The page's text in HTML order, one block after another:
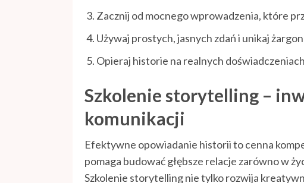
Zacznij od mocnego wprowadzenia, które
Używaj prostych, jasnych zdań i unikaj
Opieraj historie na realnych
Szkolenie storytelling –
komunikacji
Efektywne opowiadanie historii to cenna
pomaga budować głębsze relacje zarówno w
Szkolenie storytelling nie tylko rozwija